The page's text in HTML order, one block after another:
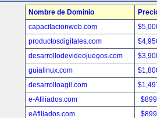
Nombre de Dominio
capacitacionweb.com
productosdigitales.com
desarrollodevideojuegos.com
guialinux.com
desarrolloagil.com
e-Afiliados.com
eAfiliados.com